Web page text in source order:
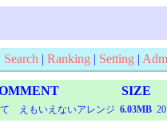
Search | Ranking | Setting |
SIZE
えもいえないアレンジ 6.03MB